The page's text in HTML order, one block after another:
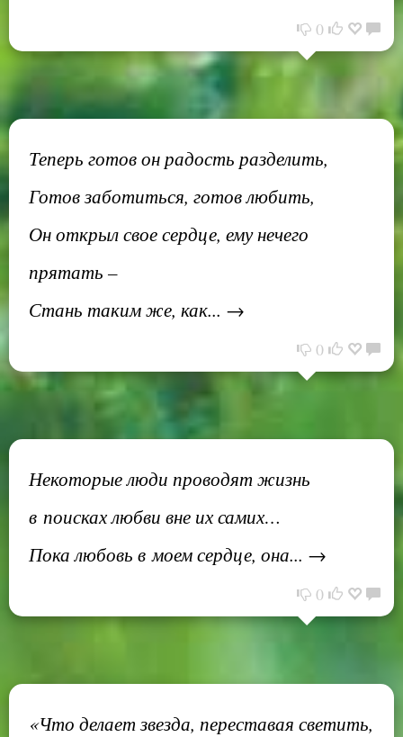
0
Теперь готов он радость разделить,
Готов заботиться, готов любить,
Он открыл свое сердце, ему нечего
прятать –
Стань таким же, как... →
0
Некоторые люди проводят жизнь
в поисках любви вне их самих…
Пока любовь в моем сердце, она... →
0
«Что делает звезда, переставая светить,